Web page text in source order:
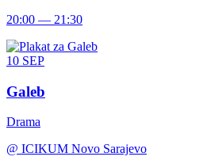
20:00 — 21:30
10 SEP
Galeb
Drama
@ ICIKUM Novo Sarajevo